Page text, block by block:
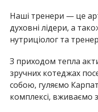
Наші тренери — це
духовні лідери, а
нутриціолог та
З приходом тепла
зручних котеджах
собою, гуляємо
комплексі, вживаємо